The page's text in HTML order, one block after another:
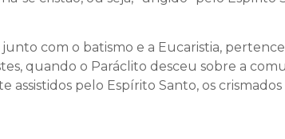
com o batismo e a Eucaristia,
quando o Paráclito desceu sobre a
assistidos pelo Espírito Santo, os